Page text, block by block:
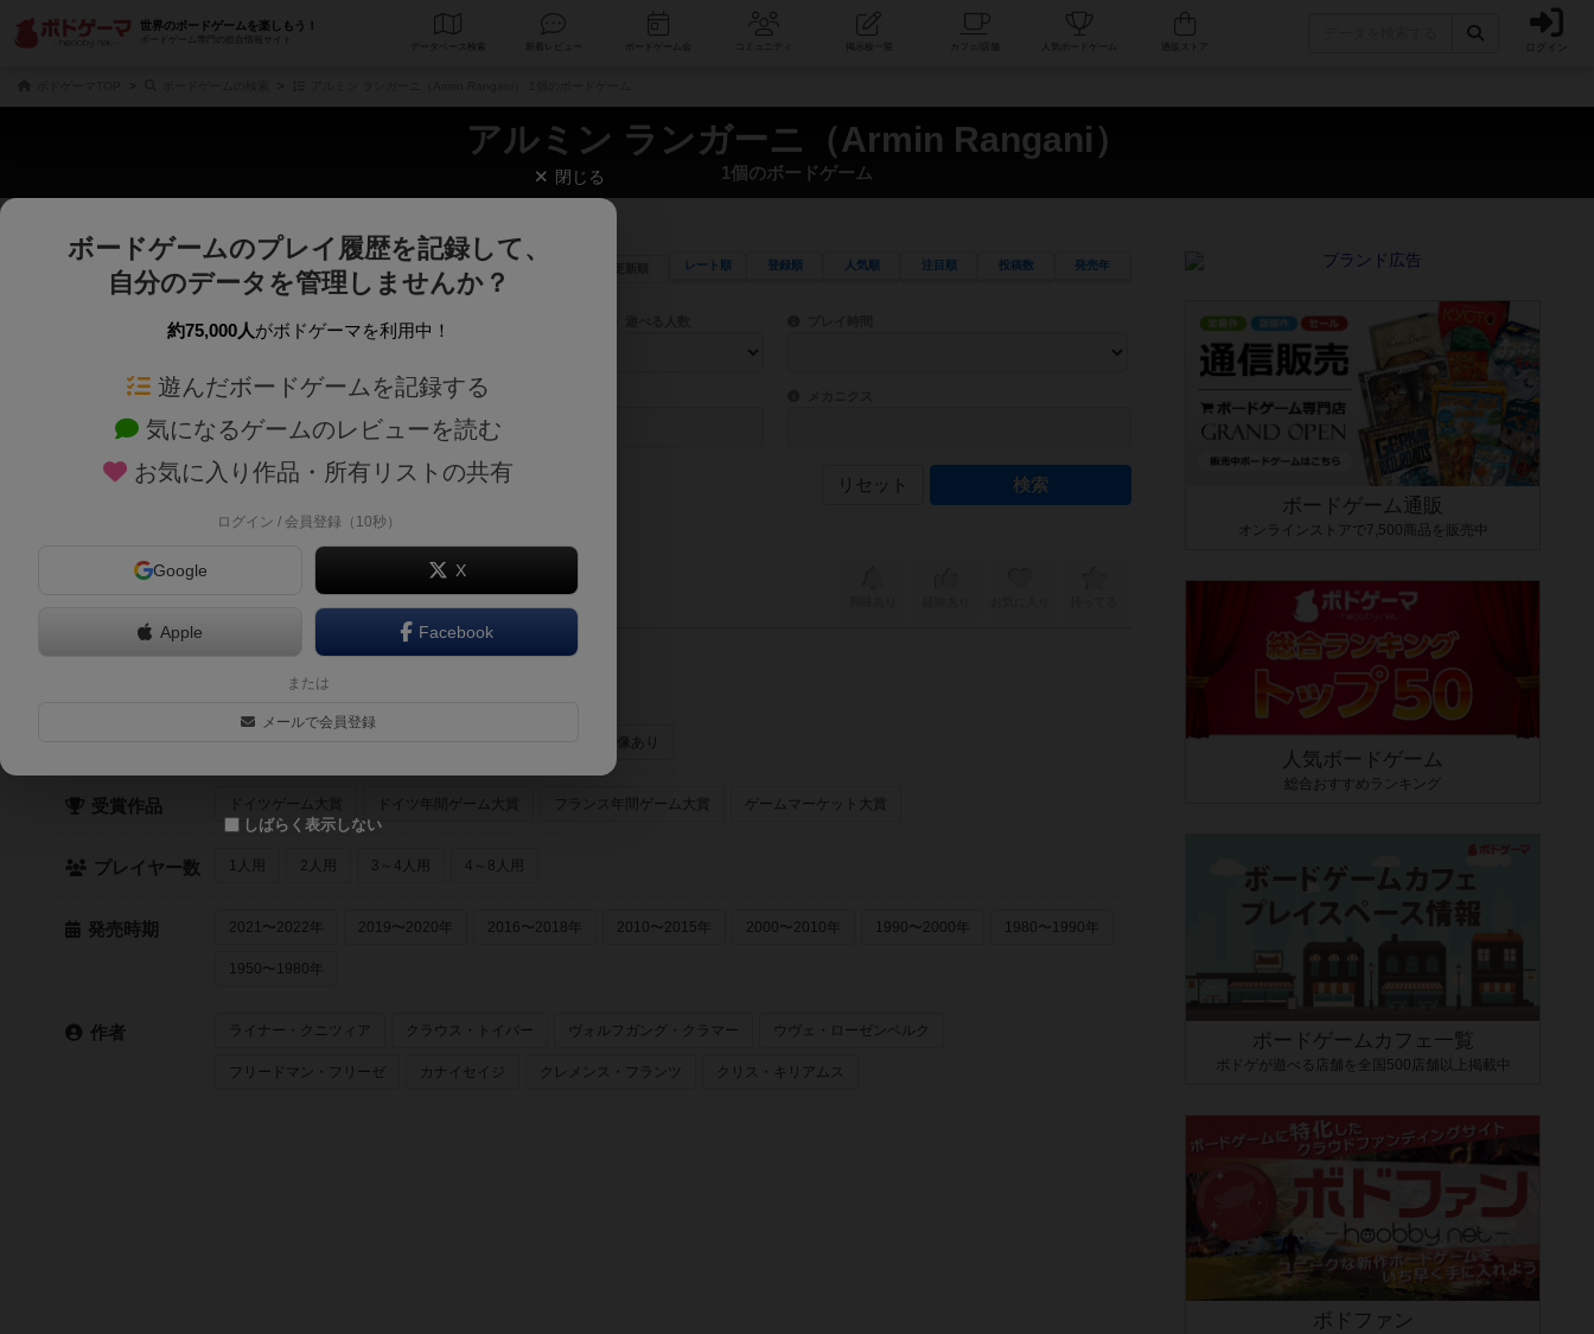
世界のボードゲームを楽しもう！
ボードゲーム専門の総合情報サイト
データベース コミュニティ 人気ボードゲーム ログイン
アルミン ランガーニ（Armin Rangani）
1個のボードゲーム
じっくり表示 さくさく表示 レート順 登録順 人気順 注目順 投稿数 発売年
商品名、商品説明文、デザイナー名、テーマ名、メカニクス名を対象にフリーワード検索ができます。
ゲームデザイナー名を指定して検索できます。
ゲームデザイナー 目安となる所要時間を指定することができます。マニュアルを読む時間や参加者へのルール説明時間は含まれていないため、初めて
対象年齢を指定します。 世界観や登場人物などモチーフ・ストーリーを指定することができます。直感的にゲームシステムを理解できるよう、中世ファンタジー・クッキング・海賊同士の対決など、ゲームコンセプトを絞
テーマ/フレーバー ゲーム性を構成するコアシステムです。主にボードゲームに慣れている方向けの絞込機能です。例えば「ダイスロール」はランダ
リセット
影の評議会（Council of Shadows）
60分～90分
画像あり
受賞作品 ドイツゲーム大賞 ドイツ年間ゲーム大賞 フランス年間ゲーム大賞 ゲームマーケット大賞
プレイヤー数 1人用 2人用 3～4人用 4～8人用
発売時期 2021〜2022年 2019〜2020年 2016〜2018年 2010〜2015年 2000〜2010年 1990〜2000年 1980〜1990年
1950〜1980年
作者 ライナー・クニツィア クラウス・トイバー ヴォルフガング・クラマー ウヴェ・ローゼンベルク
フリードマン・フリーゼ カナイセイジ クレメンス・フランツ クリス・キリアムス
ボードゲーム通販
オンラインストアで7,500商品を販売中
人気ボードゲーム
総合おすすめランキング
ボードゲームカフェ一覧
ボドゲが遊べる店舗を全国500店舗以上掲載中
ボドファン
閉じる
ボードゲームのプレイ履歴を記録して、
自分のデータを管理しませんか？
約75,000人がボドゲーマを利用中！
遊んだボードゲームを記録する
気になるゲームのレビューを読む
お気に入り作品・所有リストの共有
ログイン / 会員登録（10秒）
Google X
Apple Facebook
または
メールで会員登録
しばらく表示しない